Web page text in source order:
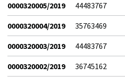
0000320005/2019 44483767
0000320004/2019 35763469
0000320003/2019 44483767
0000320002/2019 36745162